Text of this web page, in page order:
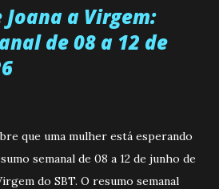
a Virgem:
de 08 a 12 de
que uma mulher está esperando
semanal de 08 a 12 de junho de
do SBT. O resumo semanal